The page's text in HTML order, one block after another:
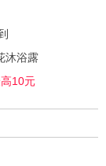
沐浴露
10元